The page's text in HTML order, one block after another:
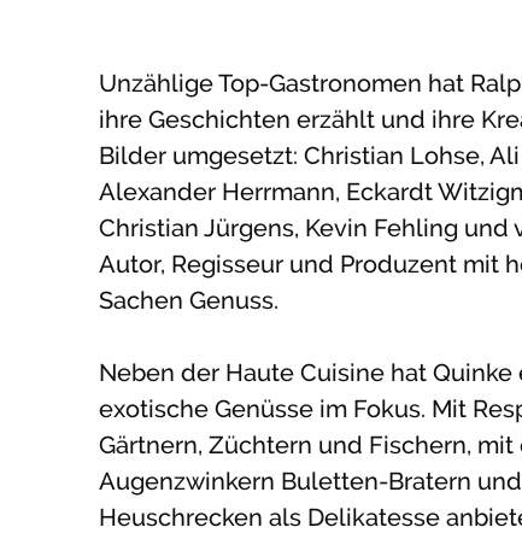
Unzählige Top-Gastronomen hat
ihre Geschichten erzählt und ihre
Bilder umgesetzt: Christian Lohse,
Alexander Herrmann, Eckardt
Christian Jürgens, Kevin Fehling und
Autor, Regisseur und Produzent mit
Sachen Genuss.
Neben der Haute Cuisine hat
exotische Genüsse im Fokus. Mit
Gärtnern, Züchtern und Fischern, mit
Augenzwinkern Buletten-Bratern
Heuschrecken als Delikatesse